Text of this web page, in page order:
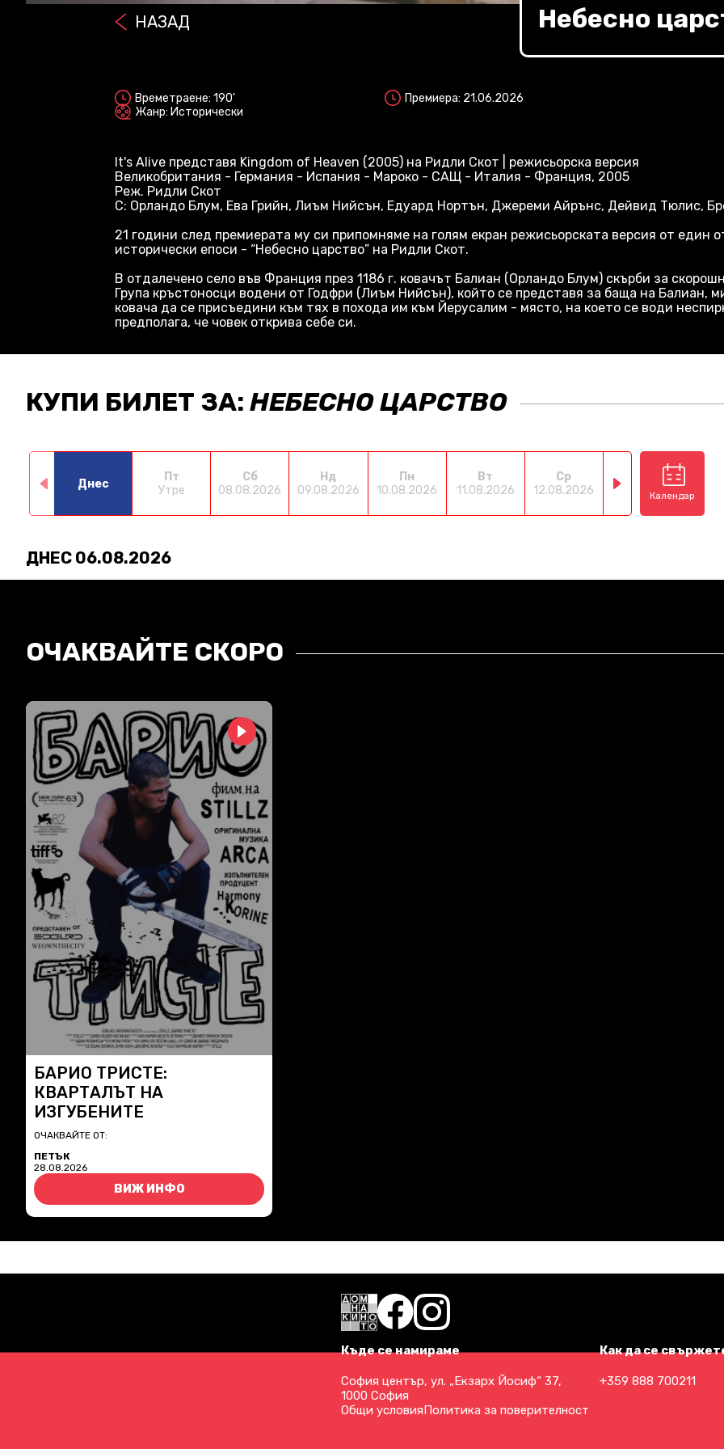
НАЗАД Небесно
Времетраене: 190'
Премиера: 21.06.2026
Жанр: Исторически
It's Alive представя Kingdom of Heaven (2005) на Ридли Скот | режисьорска версия
Великобритания - Германия - Испания - Мароко - САЩ - Италия - Франция, 2005
Реж. Ридли Скот
С: Орландо Блум, Ева Грийн, Лиъм Нийсън, Едуард Нортън, Джереми Айрънс, Дейвид Тюлис,
21 години след премиерата му си припомняме на голям екран режисьорската версия от един
исторически епоси - “Небесно царство” на Ридли Скот.
В отдалечено село във Франция през 1186 г. ковачът Балиан (Орландо Блум) скърби за
Група кръстоносци водени от Годфри (Лиъм Нийсън), който се представя за баща на Балиан,
ковача да се присъедини към тях в похода им към Йерусалим - място, на което се води
предполага, че човек открива себе си.
КУПИ БИЛЕТ ЗА: НЕБЕСНО ЦАРСТВО
Днес
Пт
Утре
Сб
08.08.2026
Нд
09.08.2026
Пн
10.08.2026
Вт
11.08.2026
Ср
12.08.2026
13.08.2026Календар
ДНЕС 06.08.2026
ОЧАКВАЙТЕ СКОРО
БАРИО ТРИСТЕ:
КВАРТАЛЪТ НА
ИЗГУБЕНИТЕ
ОЧАКВАЙТЕ ОТ:
ПЕТЪК
28.08.2026
ВИЖ ИНФО
Къде се намираме
София център, ул. „Екзарх Йосиф“ 37,
1000 София
Как да се
+359 888 700211
Общи условияПолитика за поверителност